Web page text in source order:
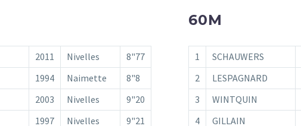
2011 Nivelles
8"77
1994 Naimette
8"8
2003 Nivelles
9"20
1997 Nivelles
9"21
60M
1 SCHAUWERS
2
LESPAGNARD
3
WINTQUIN
4
GILLAIN